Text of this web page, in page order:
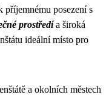
příjemnému posezení s
prostředía široká
ideální místo pro
a okolních městech